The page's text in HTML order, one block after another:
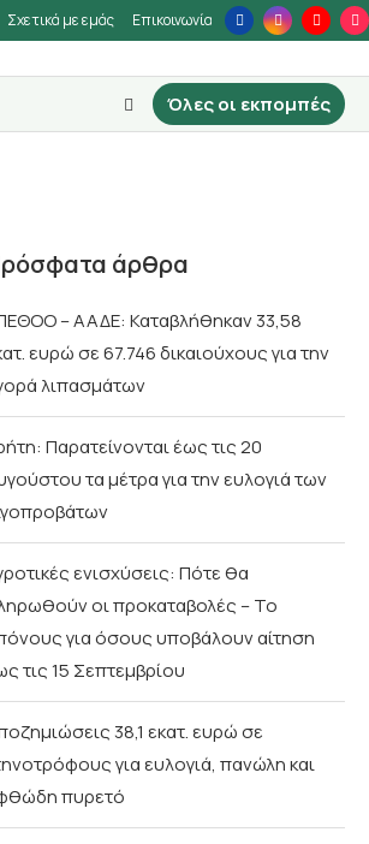
Σχετικά με εμάς Επικοινωνία
Όλες οι εκπομπές
άρθρα
– ΑΑΔΕ: Καταβλήθηκαν 33,58
ευρώ σε 67.746 δικαιούχους για την
λιπασμάτων
Παρατείνονται έως τις 20
τα μέτρα για την ευλογιά των
ενισχύσεις: Πότε θα
οι προκαταβολές – Το
για όσους υποβάλουν αίτηση
τις 15 Σεπτεμβρίου
38,1 εκατ. ευρώ σε
για ευλογιά, πανώλη και
πυρετό